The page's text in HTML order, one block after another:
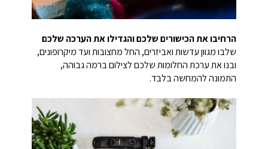
הרחיבו את הכישורים שלכם והגדילו את הערכה שלכם
שלבו מגוון עדשות ואביזרים, החל מחצובות ועד מיקרופונים,
ובנו את ערכת החלומות שלכם לצילום ברמה גבוהה,
התמונה להמחשה בלבד.